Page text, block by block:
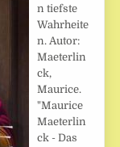
n tiefste
Wahrheite
n. Autor:
Maeterlin
ck,
Maurice.
"Maurice
Maeterlin
ck - Das